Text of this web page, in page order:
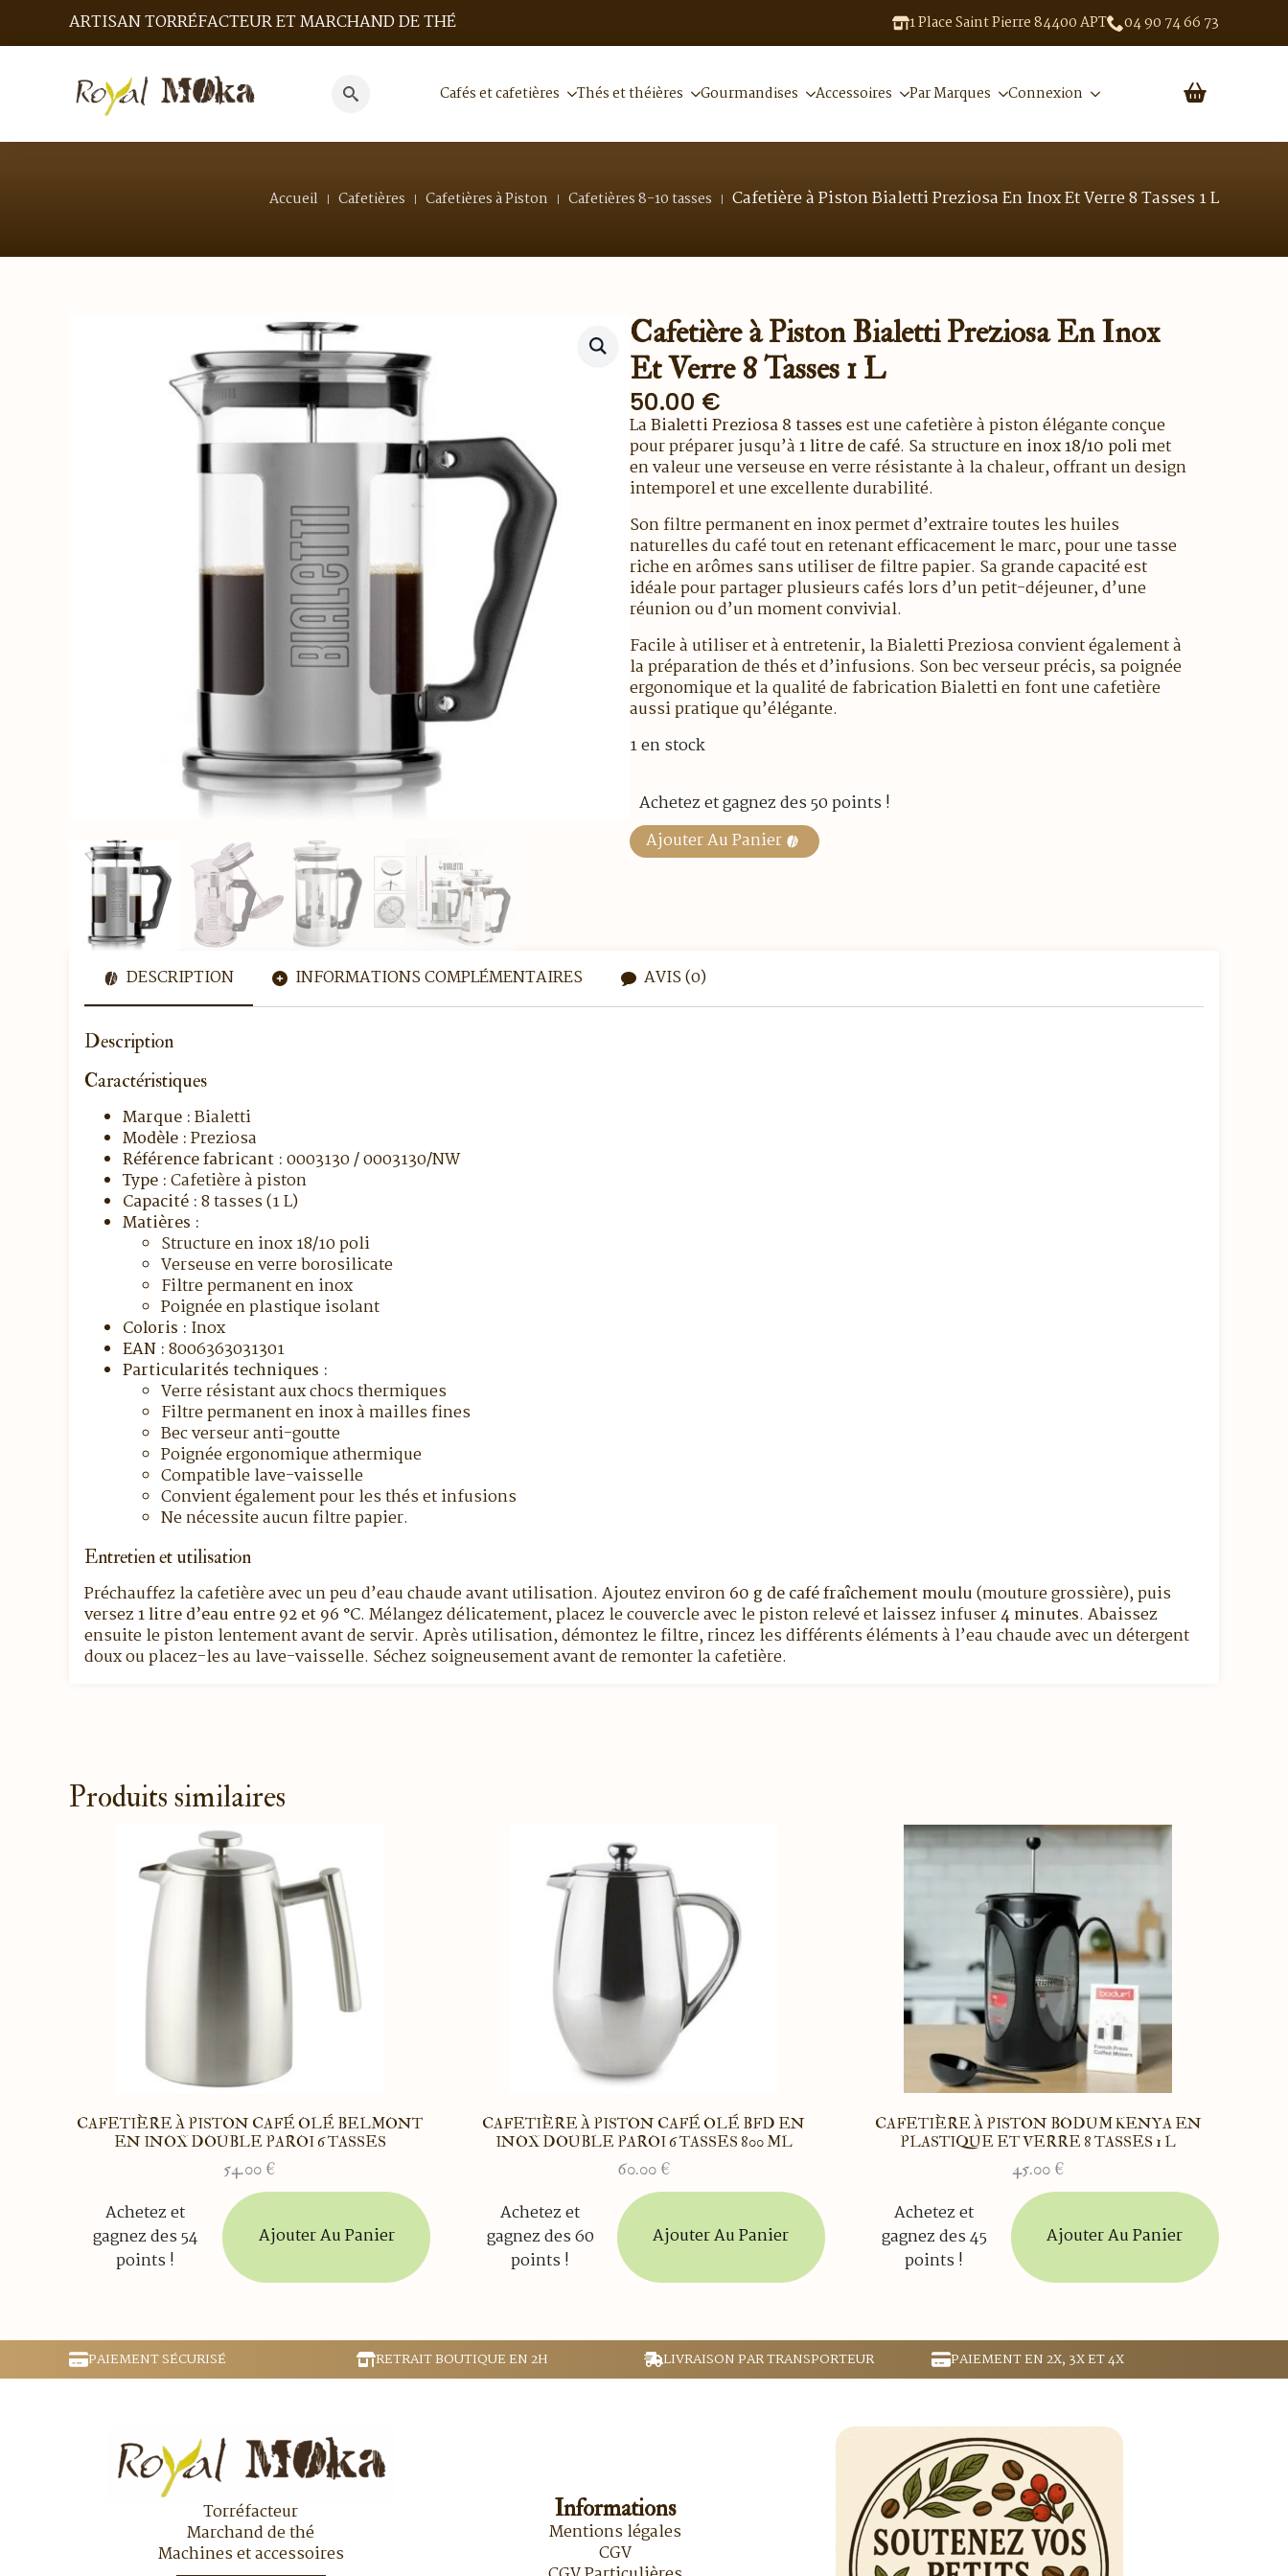
ARTISAN TORRÉFACTEUR ET MARCHAND DE THÉ 1 Place Saint Pierre 84400 APT 04 90 74 66 73
for:
Cafés et cafetières Thés et théières Gourmandises Accessoires Par Marques Connexion
Accueil Cafetières Cafetières à Piston Cafetières 8-10 tasses Cafetière à Piston Bialetti Preziosa En Inox Et Verre 8 Tasses 1 L
Cafetière à Piston Bialetti Preziosa En Inox
Et Verre 8 Tasses 1 L
50.00 €
LaBialetti Preziosa 8 tassesest une cafetière à piston élégante conçue
pour préparer jusqu’à1 litre de café. Sa structure eninox 18/10 poli met
en valeur une verseuse en verre résistante à la chaleur, offrant un design
intemporel et une excellente durabilité.
Son filtre permanent en inox permet d’extraire toutes les huiles
naturelles du café tout en retenant efficacement le marc, pour une tasse
riche en arômes sans utiliser de filtre papier. Sa grande capacité est
idéale pour partager plusieurs cafés lors d’un petit-déjeuner, d’une
réunion ou d’un moment convivial.
Facile à utiliser et à entretenir, la Bialetti Preziosa convient également à
la préparation de thés et d’infusions. Son bec verseur précis, sa poignée
ergonomique et la qualité de fabrication Bialetti en font une cafetière
aussi pratique qu’élégante.
1 en stock
Achetez et gagnez des 50 points !
Ajouter Au Panier
DESCRIPTION INFORMATIONS COMPLÉMENTAIRES AVIS (0)
Description
Caractéristiques
Marque :Bialetti
Modèle :Preziosa
Référence fabricant :0003130 / 0003130/NW
Type :Cafetière à piston
Capacité :8 tasses (1 L)
Matières :
Structure en inox 18/10 poli
Verseuse en verre borosilicate
Filtre permanent en inox
Poignée en plastique isolant
Coloris : Inox
EAN :8006363031301
Particularités techniques :
Verre résistant aux chocs thermiques
Filtre permanent en inox à mailles fines
Bec verseur anti-goutte
Poignée ergonomique athermique
Compatible lave-vaisselle
Convient également pour les thés et infusions
Ne nécessite aucun filtre papier.
Entretien et utilisation
Préchauffez la cafetière avec un peu d’eau chaude avant utilisation. Ajoutez environ60 g de café fraîchement moulu(mouture grossière), puis
versez1 litre d’eau entre 92 et 96 °C. Mélangez délicatement, placez le couvercle avec le piston relevé et laissez infuser4 minutes. Abaissez
ensuite le piston lentement avant de servir. Après utilisation, démontez le filtre, rincez les différents éléments à l’eau chaude avec un détergent
doux ou placez-les au lave-vaisselle. Séchez soigneusement avant de remonter la cafetière.
Produits similaires
CAFETIÈRE À PISTON CAFÉ OLÉ BELMONT
EN INOX DOUBLE PAROI 6 TASSES
54.00 €
Achetez et
gagnez des 54
points !
Ajouter Au Panier
CAFETIÈRE À PISTON CAFÉ OLÉ BFD EN
INOX DOUBLE PAROI 6 TASSES 800 ML
60.00 €
Achetez et
gagnez des 60
points !
Ajouter Au Panier
CAFETIÈRE À PISTON BODUM KENYA EN
PLASTIQUE ET VERRE 8 TASSES 1 L
45.00 €
Achetez et
gagnez des 45
points !
Ajouter Au Panier
PAIEMENT SÉCURISÉ RETRAIT BOUTIQUE EN 2H LIVRAISON PAR TRANSPORTEUR PAIEMENT EN 2X, 3X ET 4X
Torréfacteur
Marchand de thé
Machines et accessoires
Informations
Mentions légales
CGV